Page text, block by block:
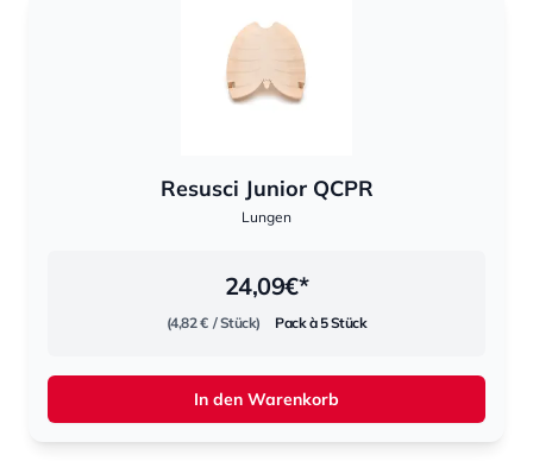
Resusci Junior QCPR
Lungen
24,09€*
(4,82 € / Stück) Pack à 5 Stück
In den Warenkorb